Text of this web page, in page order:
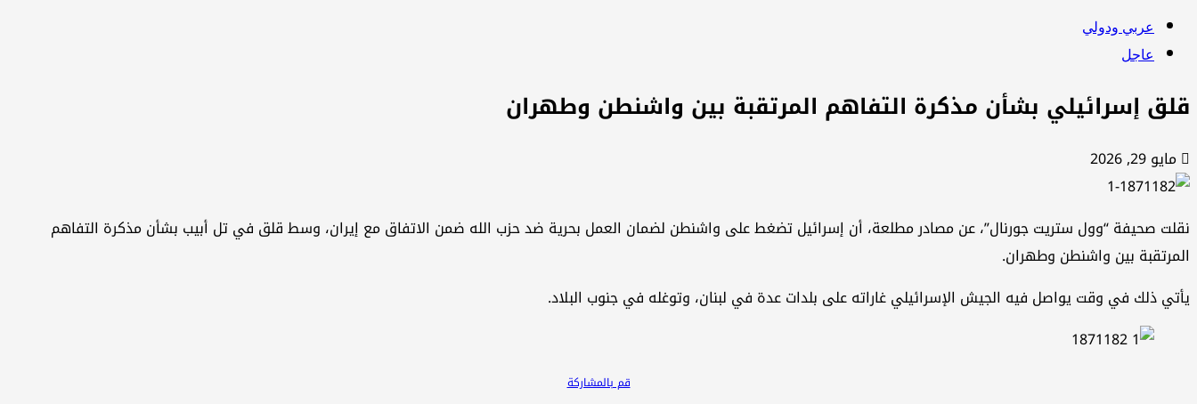
عربي ودولي
عاجل
قلق إسرائيلي بشأن مذكرة التفاهم المرتقبة بين واشنطن وطهران
مايو 29, 2026
نقلت صحيفة “وول ستريت جورنال”، عن مصادر مطلعة، أن إسرائيل تضغط على واشنطن لضمان العمل بحرية ضد حزب الله ضمن الاتفاق مع إيران، وسط قلق في تل أبيب بشأن مذكرة التفاهم
المرتقبة بين واشنطن وطهران.
يأتي ذلك في وقت يواصل فيه الجيش الإسرائيلي غاراته على بلدات عدة في لبنان، وتوغله في جنوب البلاد.
قم بالمشاركة